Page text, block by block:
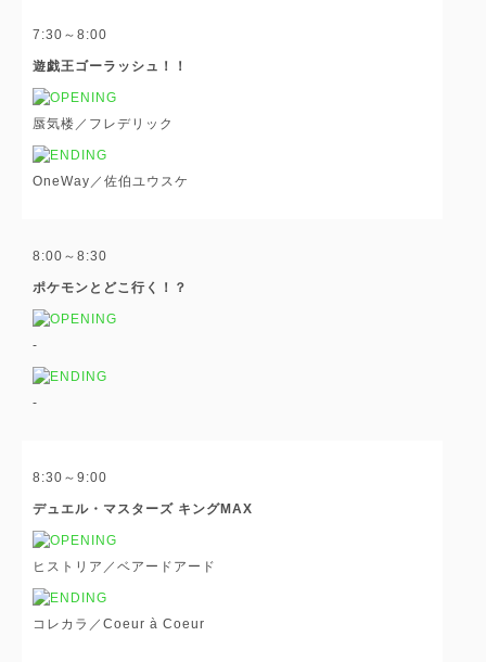
7:30～8:00
遊戯王ゴーラッシュ！！
蜃気楼／フレデリック
OneWay／佐伯ユウスケ
8:00～8:30
ポケモンとどこ行く！？
-
-
8:30～9:00
デュエル・マスターズ キングMAX
ヒストリア／ベアードアード
コレカラ／Coeur à Coeur